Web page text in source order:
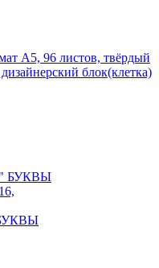
А5, 96 листов, твёрдый
блок(клетка)
БУКВЫ